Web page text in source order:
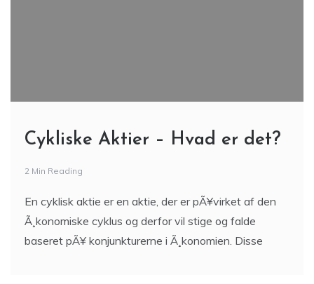
Cykliske Aktier – Hvad er det?
2 Min Reading
En cyklisk aktie er en aktie, der er pÃ¥virket af den
Ã¸konomiske cyklus og derfor vil stige og falde
baseret pÃ¥ konjunkturerne i Ã¸konomien. Disse